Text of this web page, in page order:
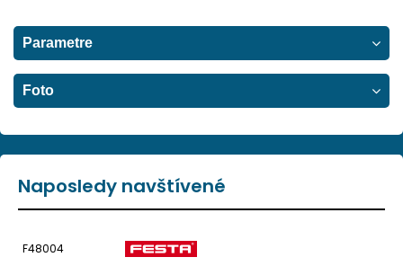
Parametre
Foto
Naposledy navštívené
F48004